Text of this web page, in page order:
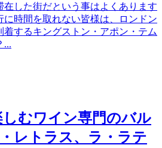
した街だという事はよくあります
に時間を取れない皆様は、ロンドン
着するキングストン・アポン・テム
...
むワイン専門のバル
レトラス、ラ・ラテ